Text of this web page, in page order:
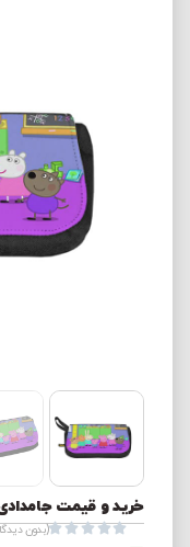
خرید و قیمت جامدادی




(بدون